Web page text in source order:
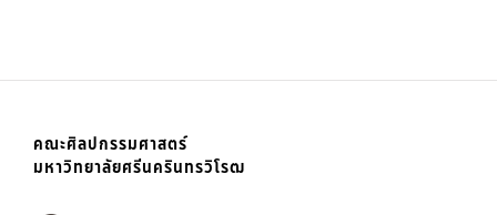
คณะศิลปกรรมศาสตร์
มหาวิทยาลัยศรีนครินทรวิโรฒ